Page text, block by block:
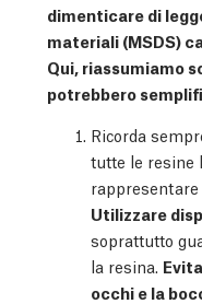
dimenticare di
materiali (MSDS)
Qui, riassumiamo
potrebbero
Ricorda
tutte le resine
Utilizzare
soprattutto
la resina.
occhi e la